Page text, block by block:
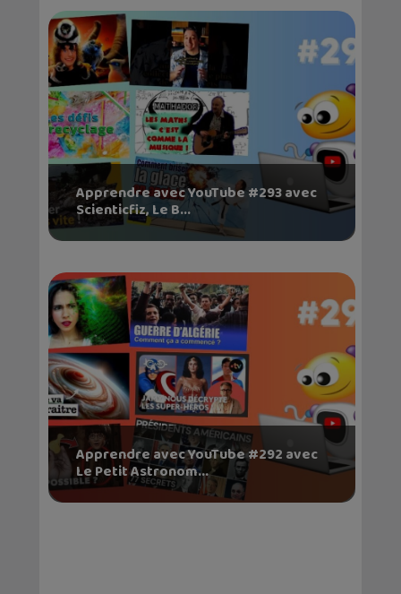
Apprendre avec YouTube #293 avec
Scienticfiz, Le B...
Apprendre avec YouTube #292 avec
Le Petit Astronom...